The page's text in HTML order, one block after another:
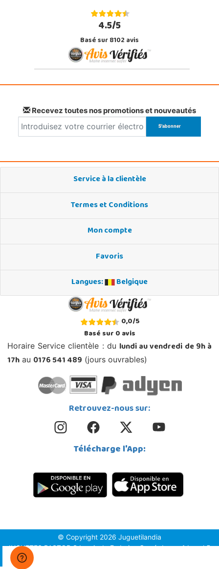
4.5/5
Basé sur 8102 avis
Recevez toutes nos promotions et nouveautés
Service à la clientèle
Termes et Conditions
Mon compte
Favoris
Langues:
Belgique
0,0/5
Basé sur0avis
Horaire Service clientèle : du lundi au vendredi de 9h à
17h au 0176 541 489 (jours ouvrables)
Retrouvez-nous sur:
Télécharge l'App:
© Copyright 2026 Juguetilandia
JUGUETES PASTOR S.L. - Avda.Federico García Lorca 1 Local 5,